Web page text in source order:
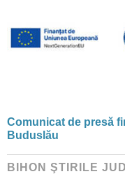
Comunicat de presă
Buduslău
BIHON ŞTIRILE